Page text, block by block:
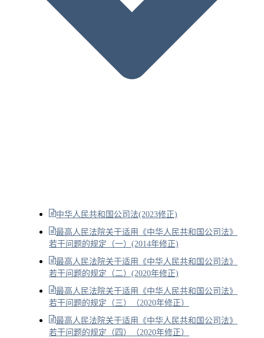
中华人民共和国公司法(2023修正)
最高人民法院关于适用《中华人民共和国公司法》
若干问题的规定（一）(2014年修正)
最高人民法院关于适用《中华人民共和国公司法》
若干问题的规定（二）(2020年修正)
最高人民法院关于适用《中华人民共和国公司法》
若干问题的规定（三）（2020年修正）
最高人民法院关于适用《中华人民共和国公司法》
若干问题的规定（四）（2020年修正）